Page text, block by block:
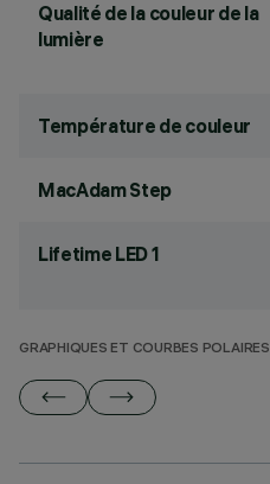
Qualité de la couleur de la
lumière
Température de couleur
MacAdam Step
Lifetime LED 1
GRAPHIQUES ET COURBES POLAIRES